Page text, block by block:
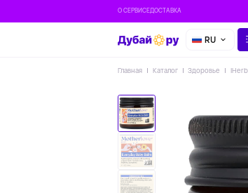
О СЕРВИСЕДОСТАВКА
RU
Главная Каталог Здоровье IHerb